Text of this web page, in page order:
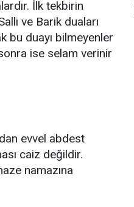
İlk tekbirin
ve Barik duaları
bu duayı bilmeyenler
ise selam verinir
evvel abdest
caiz değildir.
namazına